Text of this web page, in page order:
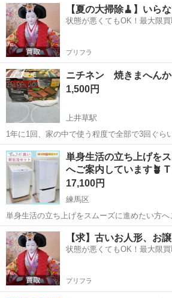
【夏の大掃除🧹】いら
状態が悪くてもOK！最大限
プリフラ
ニチネン 焼きまへん
1,500円
上井草駅
1年に1回、家の中で使う程度で全部で3回ぐら
使用感はあるので、写真ご確認ください。 ◆初回問い合わせの際はテ
ンプレート文のみだけでなく、日時、場所の
さい。 ◆検討するならするで...
東京 練馬区 上井草駅 キッチン家電
単身生活の立ち上げを
へご案内しています🪴 T
17,100円
練馬区
単身生活の立ち上げをスムーズに進めたい方
冷蔵庫、洗濯機、電子レンジの1～3点セット
とは思えないレベルの綺麗な商品のみをお送り
ー、海外メーカーの...
東京 練馬区 キッチン家電 IRSN
【求】古いお人形、お
状態が悪くてもOK！最大限
プリフラ